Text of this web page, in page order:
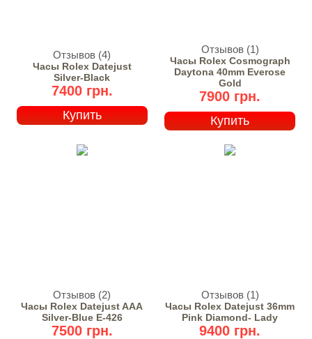
Отзывов (4)
Часы Rolex Datejust
Silver-Black
7400 грн.
Купить
Отзывов (1)
Часы Rolex Cosmograph
Daytona 40mm Everose
Gold
7900 грн.
Купить
Отзывов (2)
Часы Rolex Datejust AAA
Silver-Blue E-426
7500 грн.
Отзывов (1)
Часы Rolex Datejust 36mm
Pink Diamond- Lady
9400 грн.